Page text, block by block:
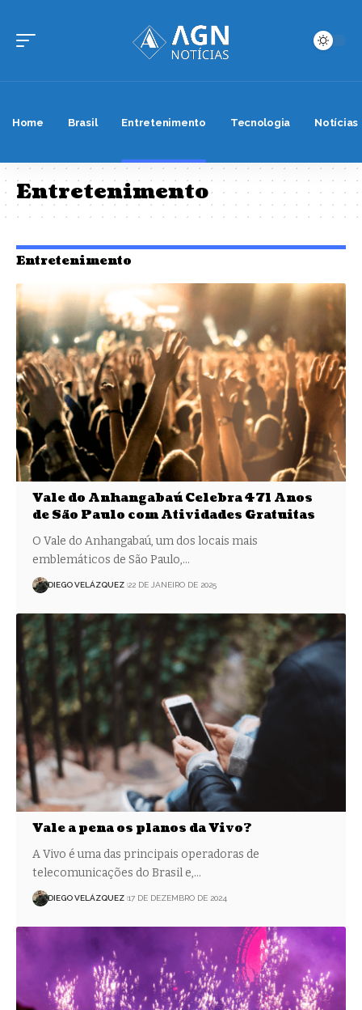
Home Brasil Entretenimento Tecnologia Notícias
Entretenimento
Entretenimento
Vale do Anhangabaú Celebra 471 Anos
de São Paulo com Atividades Gratuitas
O Vale do Anhangabaú, um dos locais mais
emblemáticos de São Paulo,…
DIEGO VELÁZQUEZ 22 DE JANEIRO DE 2025
Vale a pena os planos da Vivo?
A Vivo é uma das principais operadoras de
telecomunicações do Brasil e,…
DIEGO VELÁZQUEZ 17 DE DEZEMBRO DE 2024